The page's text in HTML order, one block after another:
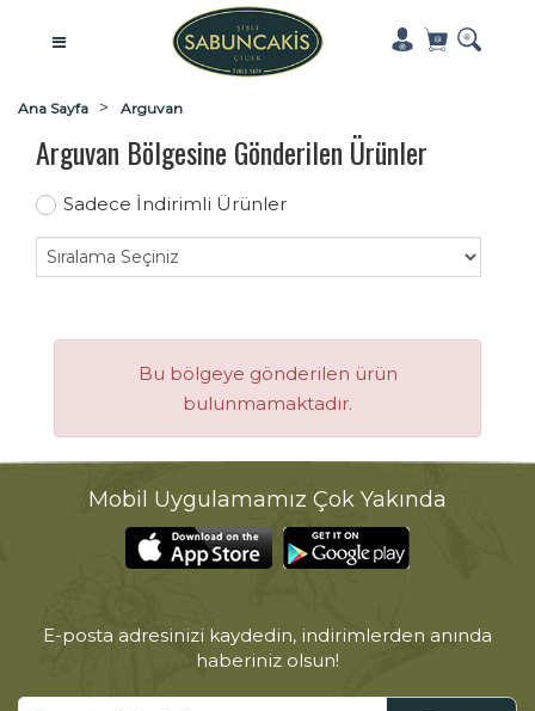
Ana Sayfa Arguvan
Arguvan Bölgesine Gönderilen Ürünler
Sadece İndirimli Ürünler
Bu bölgeye gönderilen ürün
bulunmamaktadır.
Mobil Uygulamamız Çok Yakında
E-posta adresinizi kaydedin, indirimlerden anında
haberiniz olsun!